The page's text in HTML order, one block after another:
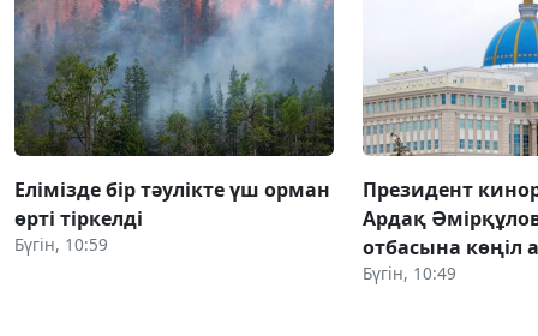
Елімізде бір тәулікте үш орман
өрті тіркелді
Бүгін, 10:59
Президент
Ардақ
отбасына көңіл
Бүгін, 10:49